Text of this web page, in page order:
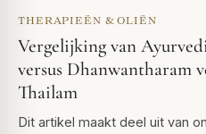
THERAPIEËN & OLIËN
Vergelijking van
versus Dhanwantharam
Thailam
Dit artikel maakt deel uit van